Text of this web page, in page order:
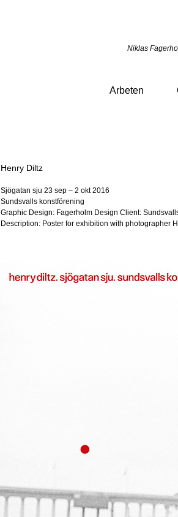
Niklas
Arbeten
Henry Diltz
Sjögatan sju 23 sep – 2 okt 2016
Sundsvalls konstförening
Graphic Design: Fagerholm Design Client:
Description: Poster for exhibition with photographer